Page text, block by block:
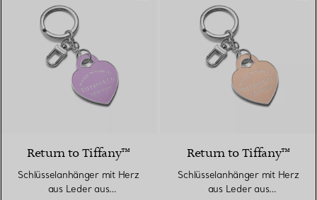
Return to Tiffany™
Schlüsselanhänger mit Herz
aus Leder aus
Return to Tiffany™
Schlüsselanhänger mit Herz
aus Leder aus